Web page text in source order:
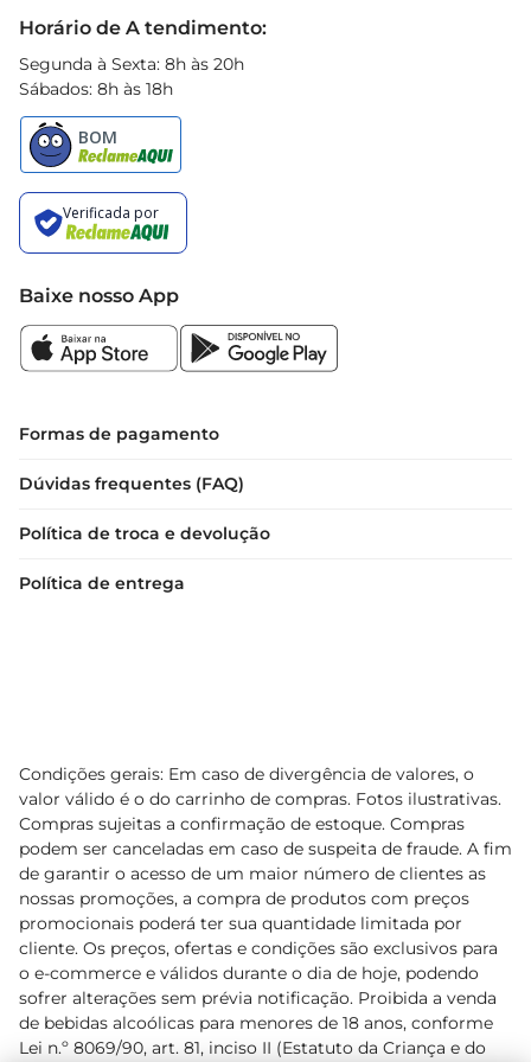
Horário de A tendimento:
Segunda à Sexta: 8h às 20h
Sábados: 8h às 18h
Baixe nosso App
Formas de pagamento
Dúvidas frequentes (FAQ)
Política de troca e devolução
Política de entrega
Condições gerais: Em caso de divergência de valores, o
valor válido é o do carrinho de compras. Fotos ilustrativas.
Compras sujeitas a confirmação de estoque. Compras
podem ser canceladas em caso de suspeita de fraude. A fim
de garantir o acesso de um maior número de clientes as
nossas promoções, a compra de produtos com preços
promocionais poderá ter sua quantidade limitada por
cliente. Os preços, ofertas e condições são exclusivos para
o e-commerce e válidos durante o dia de hoje, podendo
sofrer alterações sem prévia notificação. Proibida a venda
de bebidas alcoólicas para menores de 18 anos, conforme
Lei n.º 8069/90, art. 81, inciso II (Estatuto da Criança e do